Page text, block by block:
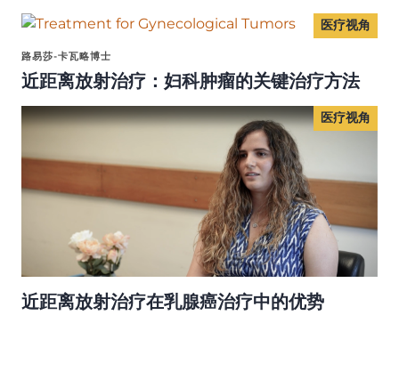
医疗视角
路易莎-卡瓦略博士
近距离放射治疗：妇科肿瘤的关键治疗方法
医疗视角
近距离放射治疗在乳腺癌治疗中的优势